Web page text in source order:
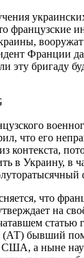
французские
Франции
эту бригаду
что его
контекста,
в Украину, в
что
на
статью
(АТ) бывший
США, а ныне